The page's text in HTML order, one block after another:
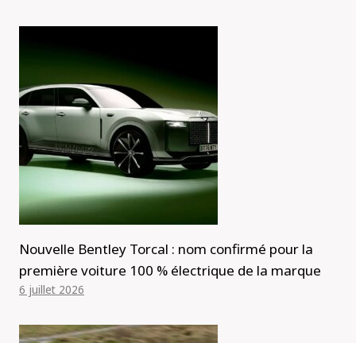
Nouvelle Bentley Torcal : nom confirmé pour la
première voiture 100 % électrique de la marque
6 juillet 2026